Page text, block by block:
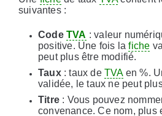
suivantes :
Code TVA : valeur
positive. Une fois lafiche
peut plus être modifié.
Taux: taux deTVAen %.
validée, le taux ne peut
Titre : Vous pouvez
convenance. Ce nom, plus